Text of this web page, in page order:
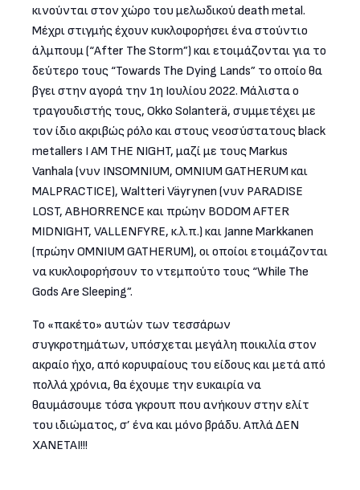
κινούνται στον χώρο του μελωδικού death metal.
Μέχρι στιγμής έχουν κυκλοφορήσει ένα στούντιο
άλμπουμ (“After The Storm”) και ετοιμάζονται για το
δεύτερο τους “Towards The Dying Lands” το οποίο θα
βγει στην αγορά την 1η Ιουλίου 2022. Μάλιστα ο
τραγουδιστής τους, Okko Solanterä, συμμετέχει με
τον ίδιο ακριβώς ρόλο και στους νεοσύστατους black
metallers I AM THE NIGHT, μαζί με τους Markus
Vanhala (νυν INSOMNIUM, OMNIUM GATHERUM και
MALPRACTICE), Waltteri Väyrynen (νυν PARADISE
LOST, ABHORRENCE και πρώην BODOM AFTER
MIDNIGHT, VALLENFYRE, κ.λ.π.) και Janne Markkanen
(πρώην OMNIUM GATHERUM), οι οποίοι ετοιμάζονται
να κυκλοφορήσουν το ντεμπούτο τους “While The
Gods Are Sleeping”.
Το «πακέτο» αυτών των τεσσάρων
συγκροτημάτων, υπόσχεται μεγάλη ποικιλία στον
ακραίο ήχο, από κορυφαίους του είδους και μετά από
πολλά χρόνια, θα έχουμε την ευκαιρία να
θαυμάσουμε τόσα γκρουπ που ανήκουν στην ελίτ
του ιδιώματος, σ’ ένα και μόνο βράδυ. Απλά ΔΕΝ
ΧΑΝΕΤΑΙ!!!